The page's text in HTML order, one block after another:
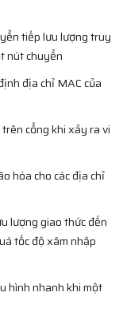
tiếp lưu lượng truy
nút chuyển
địa chỉ MAC của
cổng khi xảy ra vi
hóa cho các địa chỉ
lượng giao thức đến
tốc độ xâm nhập
hình nhanh khi một